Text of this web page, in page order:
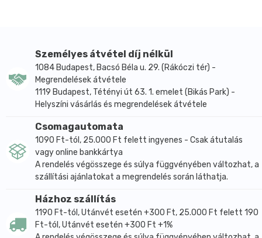
étrendet és a kiegyensúlyozott életmódot.
Személyes átvétel díj nélkül
1084 Budapest, Bacsó Béla u. 29. (Rákóczi tér) -
Megrendelések átvétele
1119 Budapest, Tétényi út 63. 1. emelet (Bikás Park) -
Helyszíni vásárlás és megrendelések átvétele
Csomagautomata
1090 Ft-tól, 25.000 Ft felett ingyenes - Csak átutalás
vagy online bankkártya
A rendelés végösszege és súlya függvényében változhat, a
szállítási ajánlatokat a megrendelés során láthatja.
Házhoz szállítás
1190 Ft-tól, Utánvét esetén +300 Ft, 25.000 Ft felett 190
Ft-tól, Utánvét esetén +300 Ft +1%